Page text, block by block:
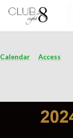
Calendar Access